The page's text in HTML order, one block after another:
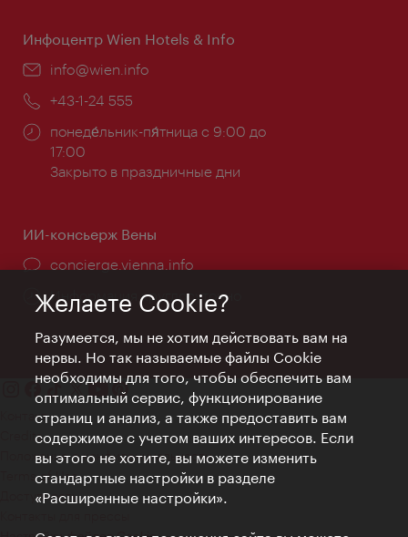
Инфоцентр Wien Hotels & Info
Эл.
info@wien.info
Телефон:
+43-1-24 555
Часы
работы:
понеде́льник-пя́тница с 9:00 до
17:00
Закрыто в праздничные дни
ИИ-консьерж Вены
concierge.vienna.info
Информация круглосуточно
Контакт
Credits
Положение о конфиденциальности
Terms of Use
Доступность
Желаете Cookie?
Разумеется, мы не хотим действовать вам на
нервы. Но так называемые файлы Cookie
необходимы для того, чтобы обеспечить вам
оптимальный сервис, функционирование
страниц и анализ, а также предоставить вам
содержимое с учетом ваших интересов. Если
вы этого не хотите, вы можете изменить
стандартные настройки в разделе
«Расширенные настройки».